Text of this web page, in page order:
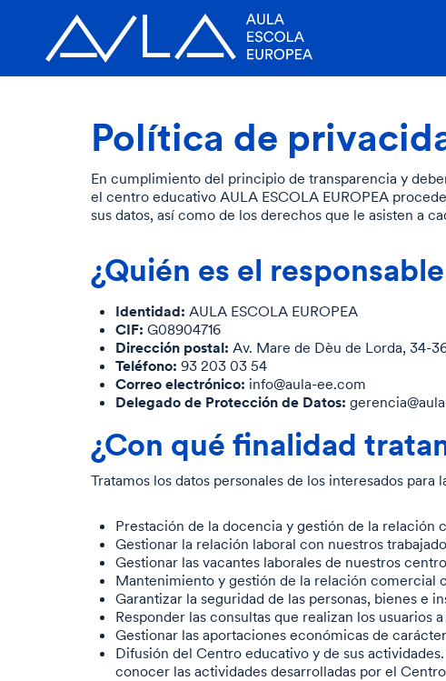
Política de
En cumplimiento del principio de transparencia y
el centro educativo AULA ESCOLA EUROPEA
sus datos, así como de los derechos que le asisten a
¿Quién es el
Identidad: AULA ESCOLA EUROPEA
CIF: G08904716
Dirección postal: Av. Mare de Dèu de Lorda, 34-
Teléfono: 93 203 03 54
Correo electrónico: info@aula-ee.com
Delegado de Protección de Datos:
¿Con qué finalidad
Tratamos los datos personales de los interesados para
Prestación de la docencia y gestión de la relación
Gestionar la relación laboral con nuestros
Gestionar las vacantes laborales de nuestros
Mantenimiento y gestión de la relación comercial
Garantizar la seguridad de las personas, bienes e
Responder las consultas que realizan los
Gestionar las aportaciones económicas de
Difusión del Centro educativo y de sus
conocer las actividades desarrolladas por el